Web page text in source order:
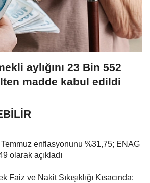
aylığını 23 Bin 552
madde kabul edildi
enflasyonunu %31,75; ENAG
olarak açıkladı
Faiz ve Nakit Sıkışıklığı Kısacında: